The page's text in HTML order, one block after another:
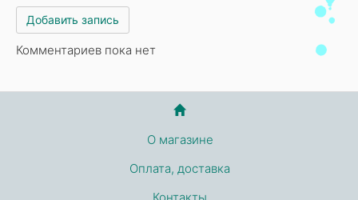
Добавить запись
Комментариев пока нет
О магазине
Оплата, доставка